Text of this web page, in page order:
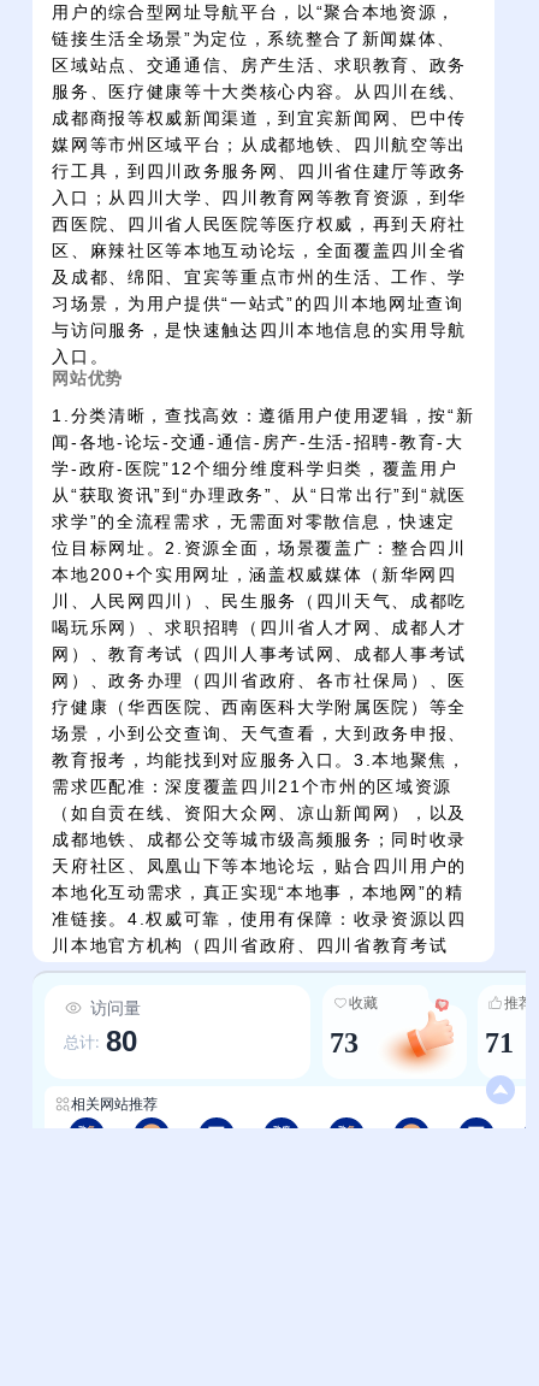
用户的综合型网址导航平台，以“聚合本地资源，
链接生活全场景”为定位，系统整合了新闻媒体、
区域站点、交通通信、房产生活、求职教育、政务
服务、医疗健康等十大类核心内容。从四川在线、
成都商报等权威新闻渠道，到宜宾新闻网、巴中传
媒网等市州区域平台；从成都地铁、四川航空等出
行工具，到四川政务服务网、四川省住建厅等政务
入口；从四川大学、四川教育网等教育资源，到华
西医院、四川省人民医院等医疗权威，再到天府社
区、麻辣社区等本地互动论坛，全面覆盖四川全省
及成都、绵阳、宜宾等重点市州的生活、工作、学
习场景，为用户提供“一站式”的四川本地网址查询
与访问服务，是快速触达四川本地信息的实用导航
入口。
网站优势
1.分类清晰，查找高效：遵循用户使用逻辑，按“新
闻-各地-论坛-交通-通信-房产-生活-招聘-教育-大
学-政府-医院”12个细分维度科学归类，覆盖用户
从“获取资讯”到“办理政务”、从“日常出行”到“就医
求学”的全流程需求，无需面对零散信息，快速定
位目标网址。2.资源全面，场景覆盖广：整合四川
本地200+个实用网址，涵盖权威媒体（新华网四
川、人民网四川）、民生服务（四川天气、成都吃
喝玩乐网）、求职招聘（四川省人才网、成都人才
网）、教育考试（四川人事考试网、成都人事考试
网）、政务办理（四川省政府、各市社保局）、医
疗健康（华西医院、西南医科大学附属医院）等全
场景，小到公交查询、天气查看，大到政务申报、
教育报考，均能找到对应服务入口。3.本地聚焦，
需求匹配准：深度覆盖四川21个市州的区域资源
（如自贡在线、资阳大众网、凉山新闻网），以及
成都地铁、成都公交等城市级高频服务；同时收录
天府社区、凤凰山下等本地论坛，贴合四川用户的
本地化互动需求，真正实现“本地事，本地网”的精
准链接。4.权威可靠，使用有保障：收录资源以四
川本地官方机构（四川省政府、四川省教育考试
院）、主流媒体（四川日报网、华西都市报）、知
名商业平台（智联招聘-成都、大众点评成都）为
主，信息来源真实可信；无需用户逐一验证网址安
全性，一站式集结高频使用的本地服务入口，大幅
访问量
总计: 80
收藏
73
推荐
71
相关网站推荐